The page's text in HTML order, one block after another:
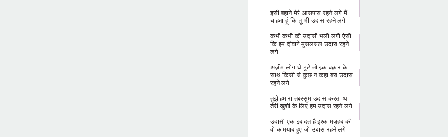
इसी बहाने मेरे आसपास रहने लगे मैं
चाहता हूं कि तू भी उदास रहने लगे
कभी कभी की उदासी भली लगी ऐसी
कि हम दीवाने मुसलसल उदास रहने
लगे
अज़ीम लोग थे टूटे तो इक वक़ार के
साथ किसी से कुछ न कहा बस उदास
रहने लगे
तुझे हमारा तबस्सुम उदास करता था
तेरी ख़ुशी के लिए हम उदास रहने लगे
उदासी एक इबादत है इश्क़ मज़हब की
वो कामयाब हुए जो उदास रहने लगे